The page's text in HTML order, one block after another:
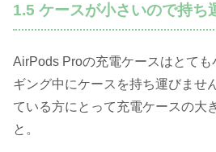
1.5 ケースが小さいので持ち
AirPods Proの充電ケースはとても
ギング中にケースを持ち運びませ
ている方にとって充電ケースの大
と。